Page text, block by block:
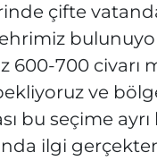
çifte
600-700 civarı
ve
bu seçime
ilgi